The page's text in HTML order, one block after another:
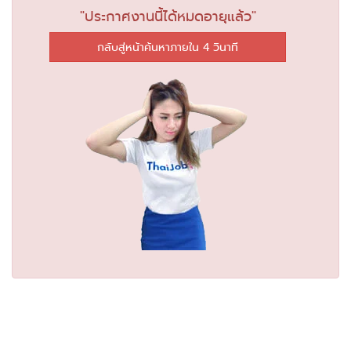
"ประกาศงานนี้ได้หมดอายุแล้ว"
กลับสู่หน้าค้นหาภายใน 4 วินาที